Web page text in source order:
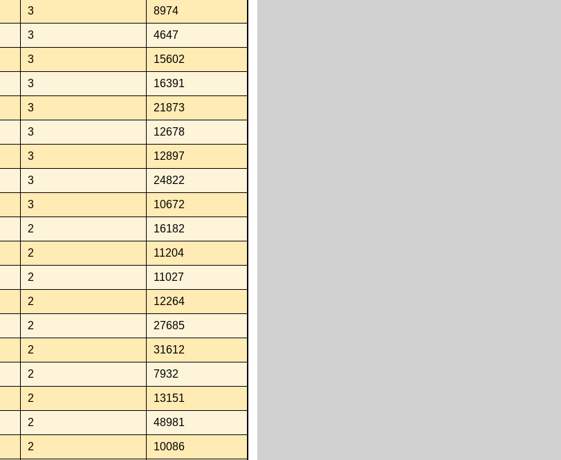
3 8974
3 4647
3 15602
3 16391
3 21873
3 12678
3 12897
3 24822
3 10672
2 16182
2 11204
2 11027
2 12264
2 27685
2 31612
2 7932
2 13151
2 48981
2 10086